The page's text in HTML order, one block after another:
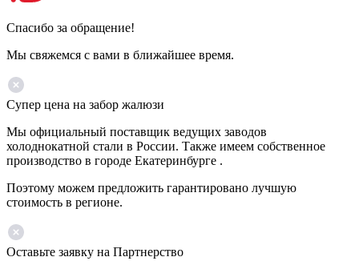
Спасибо за обращение!
Мы свяжемся с вами в ближайшее время.
Супер цена на забор жалюзи
Мы официальный поставщик ведущих заводов
холоднокатной стали в России. Также имеем собственное
производство в городе Екатеринбурге .
Поэтому можем предложить гарантировано лучшую
стоимость в регионе.
Оставьте заявку на Партнерство